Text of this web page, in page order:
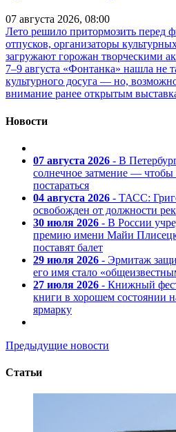
07 августа 2026, 08:00
Лето решило притормозить перед
отпусков, организаторы
загружают горожан творческими
7–9 августа «Фонтанка» нашла не
культурного досуга — но,
внимание ранее открытым
Новости
07 августа 2026 - В
солнечное затмение — чтобы
постараться
04 августа 2026 - ТАСС:
освобожден от должности
30 июля 2026 - В России
премию имени Майи
поставят балет
29 июля 2026 - Эрмитаж
его имя стало
27 июля 2026 - Книжный
книги в хорошем состоянии
ярмарку
Предыдущие новости
Статьи